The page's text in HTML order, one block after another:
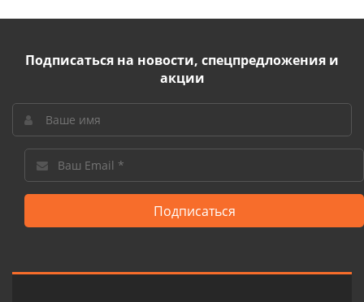
Подписаться на новости, спецпредложения и
акции
Подписаться